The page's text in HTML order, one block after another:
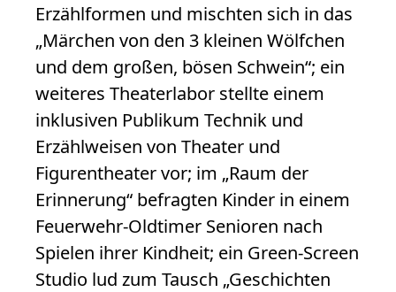
Erzählformen und mischten sich in das
„Märchen von den 3 kleinen Wölfchen
und dem großen, bösen Schwein“; ein
weiteres Theaterlabor stellte einem
inklusiven Publikum Technik und
Erzählweisen von Theater und
Figurentheater vor; im „Raum der
Erinnerung“ befragten Kinder in einem
Feuerwehr-Oldtimer Senioren nach
Spielen ihrer Kindheit; ein Green-Screen
Studio lud zum Tausch „Geschichten